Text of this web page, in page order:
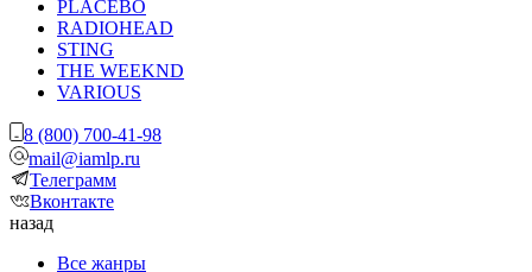
PLACEBO
RADIOHEAD
STING
THE WEEKND
VARIOUS
8 (800) 700-41-98
mail@iamlp.ru
Телеграмм
Вконтакте
назад
Все жанры